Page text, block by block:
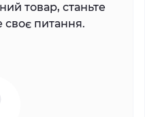
товар, станьте
своє питання.